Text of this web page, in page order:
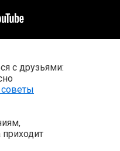
с друзьями:
приходит